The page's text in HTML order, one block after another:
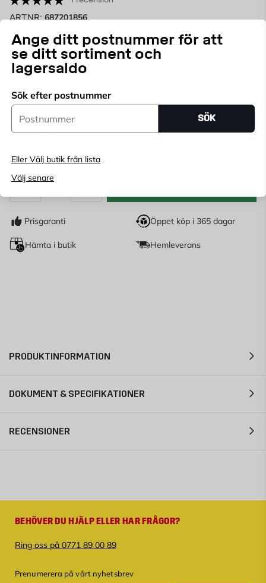
Ange ditt postnummer för att
se ditt sortiment och
lagersaldo
Sök efter postnummer
Postnummer
SÖK
Eller Välj butik från lista
Välj senare
ART.NR:687201856
Smidig anpassningsbar flexilist till Smartpanel
Endast online
Prisgaranti Öppet köp i 365 dagar
Hämta i butik Hemleverans
PRODUKTINFORMATION
DOKUMENT & SPECIFIKATIONER
RECENSIONER
BEHÖVER DU HJÄLP ELLER HAR FRÅGOR?
Ring oss på 0771 89 00 89
Prenumerera på vårt nyhetsbrev